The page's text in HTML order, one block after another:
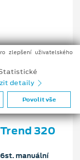
kW/136 k
320
manuální
zlepšení uživatelského
detaily
Povolit vše